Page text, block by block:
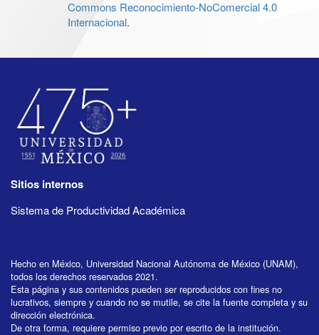
Commons Reconocimiento-NoComercial 4.0
Internacional.
Sitios internos
Sistema de Productividad Académica
Hecho en México, Universidad Nacional Autónoma de México (UNAM),
todos los derechos reservados 2021.
Esta página y sus contenidos pueden ser reproducidos con fines no
lucrativos, siempre y cuando no se mutile, se cite la fuente completa y su
dirección electrónica.
De otra forma, requiere permiso previo por escrito de la institución.